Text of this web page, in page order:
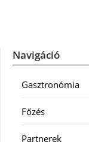
Navigáció
Gasztronómia
Főzés
Partnerek